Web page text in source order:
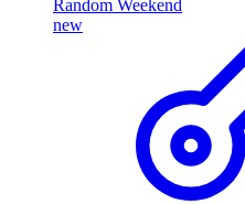
Random Weekend
new